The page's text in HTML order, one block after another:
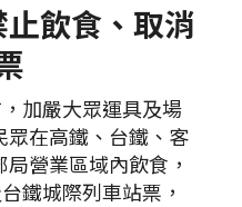
飲食、取消
加嚴大眾運具及場
眾在高鐵、台鐵、客
營業區域內飲食，
鐵城際列車站票，